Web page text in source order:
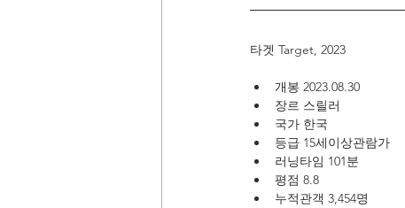
타겟 Target, 2023
개봉 2023.08.30
장르 스릴러
국가 한국
등급 15세이상관람가
러닝타임 101분
평점 8.8
누적관객 3,454명